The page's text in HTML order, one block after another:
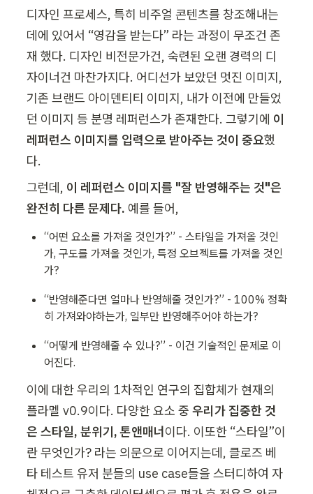
디자인 프로세스, 특히 비주얼 콘텐츠를 창조해내는
데에 있어서 “영감을 받는다” 라는 과정이 무조건 존
재 했다. 디자인 비전문가건, 숙련된 오랜 경력의 디
자이너건 마찬가지다. 어디선가 보았던 멋진 이미지,
기존 브랜드 아이덴티티 이미지, 내가 이전에 만들었
던 이미지 등 분명 레퍼런스가 존재한다. 그렇기에 이
레퍼런스 이미지를 입력으로 받아주는 것이 중요했
다.
그런데, 이 레퍼런스 이미지를 "잘 반영해주는 것"은
완전히 다른 문제다. 예를 들어,
“어떤 요소를 가져올 것인가?” - 스타일을 가져올 것인
가, 구도를 가져올 것인가, 특정 오브젝트를 가져올 것인
가?
“반영해준다면 얼마나 반영해줄 것인가?” - 100% 정확
히 가져와야하는가, 일부만 반영해주어야 하는가?
“어떻게 반영해줄 수 있나?” - 이건 기술적인 문제로 이
어진다.
이에 대한 우리의 1차적인 연구의 집합체가 현재의
플라멜 v0.9이다. 다양한 요소 중 우리가 집중한 것
은 스타일, 분위기, 톤앤매너이다. 이또한 “스타일”이
란 무엇인가? 라는 의문으로 이어지는데, 클로즈 베
타 테스트 유저 분들의 use case들을 스터디하여 자